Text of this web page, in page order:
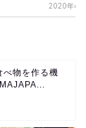
2020年6
べ物を作る機